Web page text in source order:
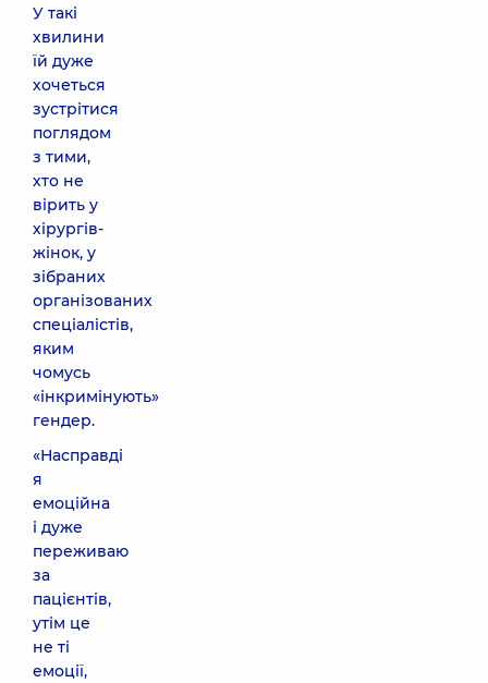
У такі
хвилини
їй дуже
хочеться
зустрітися
поглядом
з тими,
хто не
вірить у
хірургів-
жінок, у
зібраних
організованих
спеціалістів,
яким
чомусь
«інкримінують»
гендер.
«Насправді
я
емоційна
і дуже
переживаю
за
пацієнтів,
утім це
не ті
емоції,